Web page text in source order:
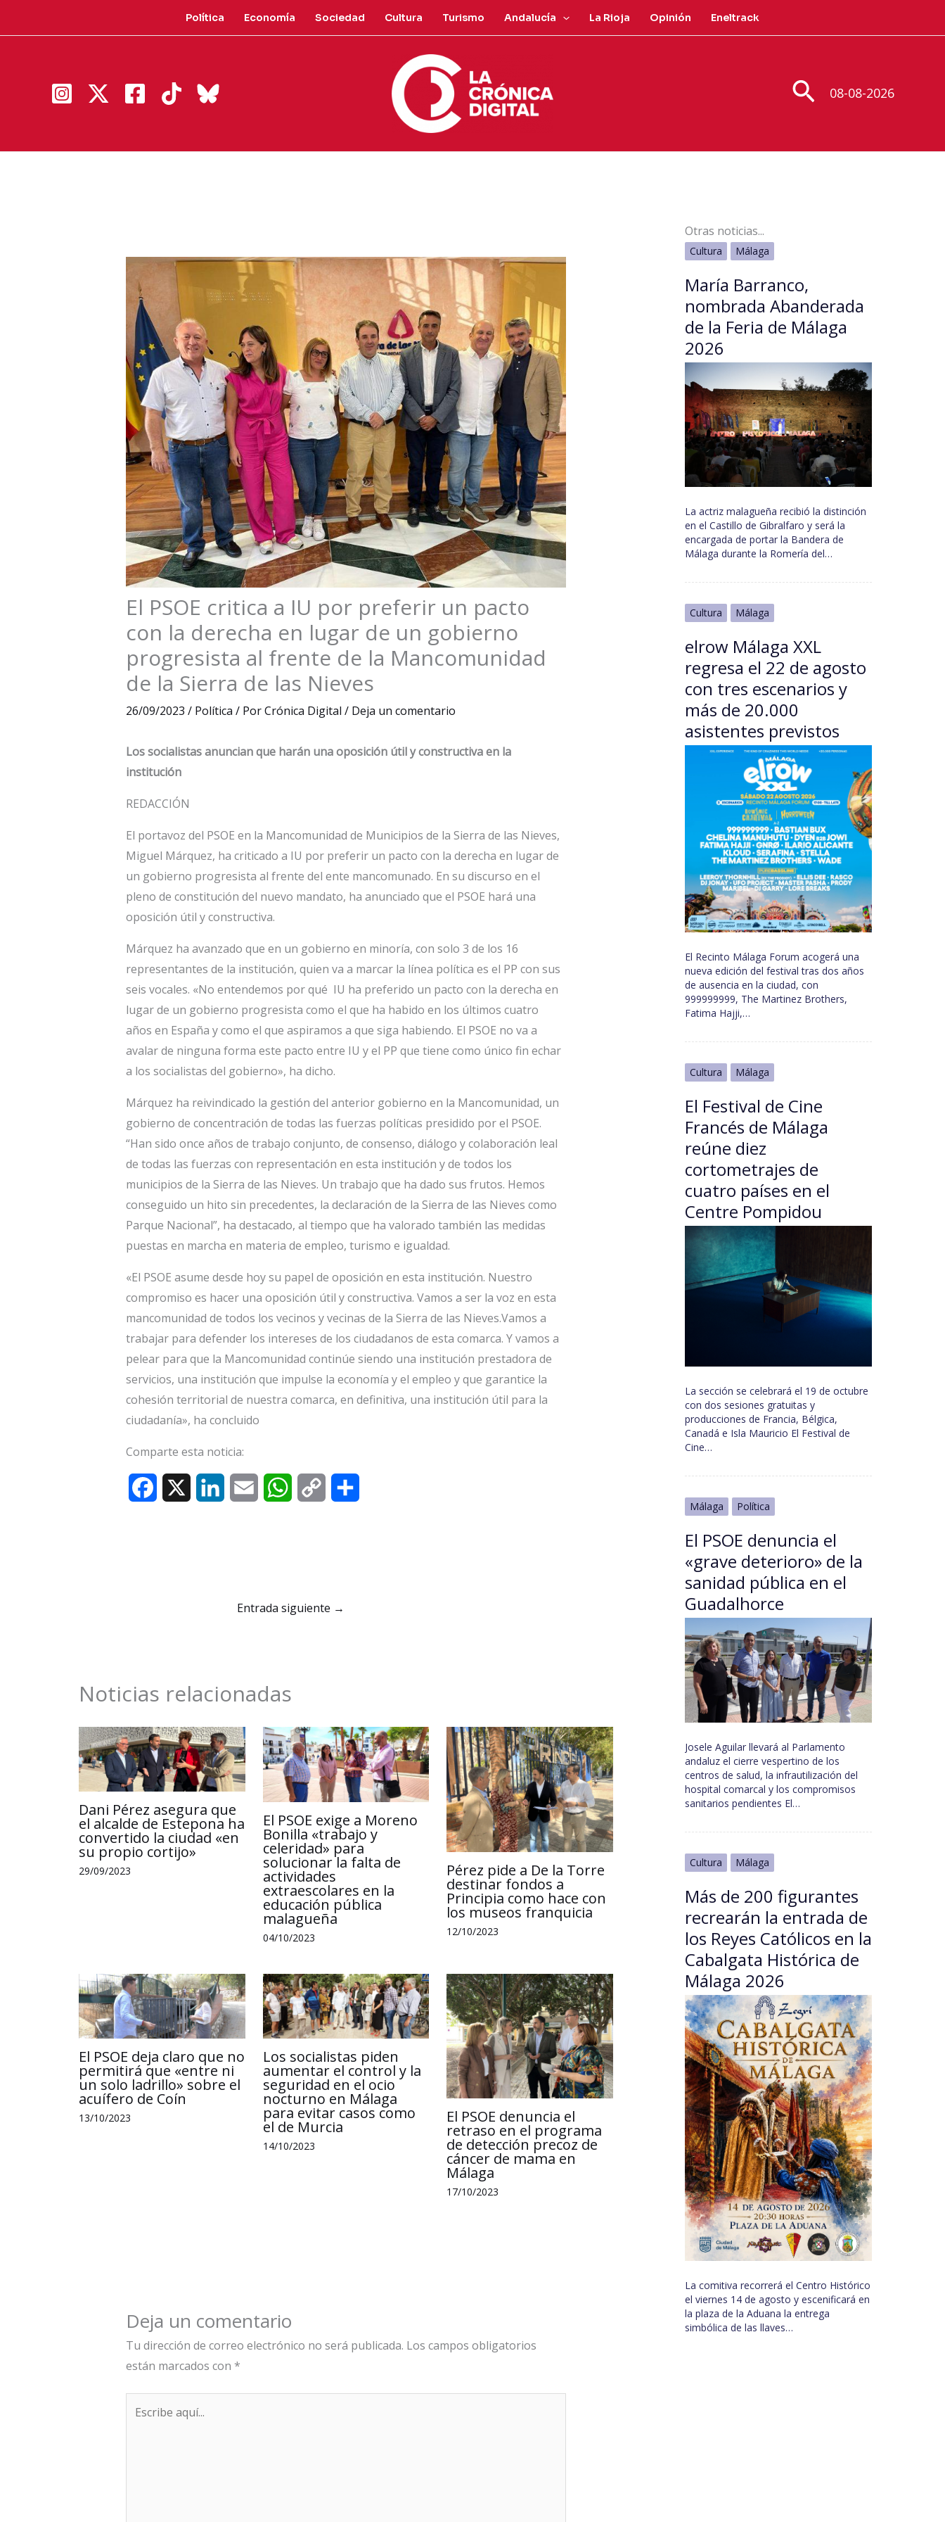
Política Economía Sociedad Cultura Turismo Andalucía La Rioja Opinión Eneltrack
Buscar
08-08-2026
El PSOE critica a IU por preferir un pacto
con la derecha en lugar de un gobierno
progresista al frente de la Mancomunidad
de la Sierra de las Nieves
26/09/2023 / Política / PorCrónica Digital / Deja un comentario
Los socialistas anuncian que harán una oposición útil y constructiva en la
institución
REDACCIÓN
El portavoz del PSOE en la Mancomunidad de Municipios de la Sierra de las Nieves,
Miguel Márquez, ha criticado a IU por preferir un pacto con la derecha en lugar de
un gobierno progresista al frente del ente mancomunado. En su discurso en el
pleno de constitución del nuevo mandato, ha anunciado que el PSOE hará una
oposición útil y constructiva.
Márquez ha avanzado que en un gobierno en minoría, con solo 3 de los 16
representantes de la institución, quien va a marcar la línea política es el PP con sus
seis vocales. «No entendemos por qué IU ha preferido un pacto con la derecha en
lugar de un gobierno progresista como el que ha habido en los últimos cuatro
años en España y como el que aspiramos a que siga habiendo. El PSOE no va a
avalar de ninguna forma este pacto entre IU y el PP que tiene como único fin echar
a los socialistas del gobierno», ha dicho.
Márquez ha reivindicado la gestión del anterior gobierno en la Mancomunidad, un
gobierno de concentración de todas las fuerzas políticas presidido por el PSOE.
“Han sido once años de trabajo conjunto, de consenso, diálogo y colaboración leal
de todas las fuerzas con representación en esta institución y de todos los
municipios de la Sierra de las Nieves. Un trabajo que ha dado sus frutos. Hemos
conseguido un hito sin precedentes, la declaración de la Sierra de las Nieves como
Parque Nacional”, ha destacado, al tiempo que ha valorado también las medidas
puestas en marcha en materia de empleo, turismo e igualdad.
«El PSOE asume desde hoy su papel de oposición en esta institución. Nuestro
compromiso es hacer una oposición útil y constructiva. Vamos a ser la voz en esta
mancomunidad de todos los vecinos y vecinas de la Sierra de las Nieves.Vamos a
trabajar para defender los intereses de los ciudadanos de esta comarca. Y vamos a
pelear para que la Mancomunidad continúe siendo una institución prestadora de
servicios, una institución que impulse la economía y el empleo y que garantice la
cohesión territorial de nuestra comarca, en definitiva, una institución útil para la
ciudadanía», ha concluido
Comparte esta noticia:
W
Entrada siguiente →
Noticias relacionadas
Dani Pérez asegura que
el alcalde de Estepona ha
convertido la ciudad «en
su propio cortijo»
29/09/2023
El PSOE exige a Moreno
Bonilla «trabajo y
celeridad» para
solucionar la falta de
actividades
extraescolares en la
educación pública
malagueña
04/10/2023
Pérez pide a De la Torre
destinar fondos a
Principia como hace con
los museos franquicia
12/10/2023
El PSOE deja claro que no
permitirá que «entre ni
un solo ladrillo» sobre el
acuífero de Coín
13/10/2023
Los socialistas piden
aumentar el control y la
seguridad en el ocio
nocturno en Málaga
para evitar casos como
el de Murcia
14/10/2023
El PSOE denuncia el
retraso en el programa
de detección precoz de
cáncer de mama en
Málaga
17/10/2023
Deja un comentario
Tu dirección de correo electrónico no será publicada. Los campos obligatorios
están marcados con *
Otras noticias...
Cultura Málaga
María Barranco,
nombrada Abanderada
de la Feria de Málaga
2026
La actriz malagueña recibió la distinción
en el Castillo de Gibralfaro y será la
encargada de portar la Bandera de
Málaga durante la Romería del…
Cultura Málaga
elrow Málaga XXL
regresa el 22 de agosto
con tres escenarios y
más de 20.000
asistentes previstos
El Recinto Málaga Forum acogerá una
nueva edición del festival tras dos años
de ausencia en la ciudad, con
999999999, The Martinez Brothers,
Fatima Hajji,…
Cultura Málaga
El Festival de Cine
Francés de Málaga
reúne diez
cortometrajes de
cuatro países en el
Centre Pompidou
La sección se celebrará el 19 de octubre
con dos sesiones gratuitas y
producciones de Francia, Bélgica,
Canadá e Isla Mauricio El Festival de
Cine…
Málaga Política
El PSOE denuncia el
«grave deterioro» de la
sanidad pública en el
Guadalhorce
Josele Aguilar llevará al Parlamento
andaluz el cierre vespertino de los
centros de salud, la infrautilización del
hospital comarcal y los compromisos
sanitarios pendientes El…
Cultura Málaga
Más de 200 figurantes
recrearán la entrada de
los Reyes Católicos en la
Cabalgata Histórica de
Málaga 2026
La comitiva recorrerá el Centro Histórico
el viernes 14 de agosto y escenificará en
la plaza de la Aduana la entrega
simbólica de las llaves…